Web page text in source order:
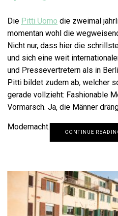
Die Pitti Uomo die zweimal
momentan wohl die
Nicht nur, dass hier die
und sich eine weit
und Pressevertretern als in
Pitti bildet zudem ab, welcher
gerade vollzieht: Fashionable
Vormarsch. Ja, die Männer
Modemacht.
CONTINUE